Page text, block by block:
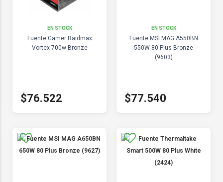
EN STOCK
Fuente Gamer Raidmax
Vortex 700w Bronze
$76.522
EN STOCK
Fuente MSI MAG A550BN
550W 80 Plus Bronze
(9603)
$77.540